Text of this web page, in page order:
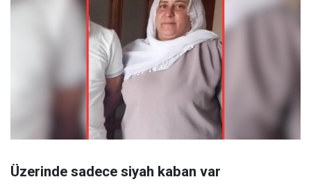
Üzerinde sadece siyah kaban var